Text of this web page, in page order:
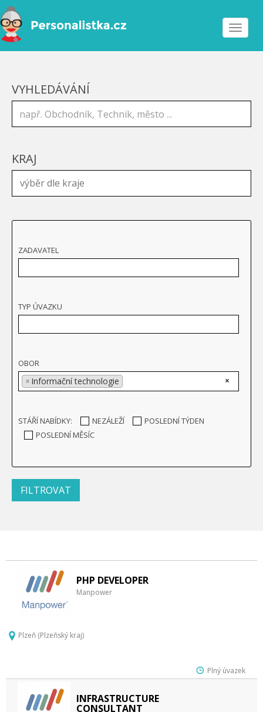
Toggle
VYHLEDÁVÁNÍ
KRAJ
ZADAVATEL
TYP ÚVAZKU
OBOR
×
× Informační technologie
STÁŘÍ NABÍDKY: NEZÁLEŽÍ
POSLEDNÍ TÝDEN
POSLEDNÍ MĚSÍC
PHP DEVELOPER
Manpower
Plzeň (Plzeňský kraj)
Plný úvazek
INFRASTRUCTURE
CONSULTANT